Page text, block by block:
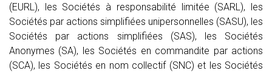
(EURL), les Sociétés à responsabilité limitée (SARL), les
Sociétés par actions simplifiées unipersonnelles (SASU), les
Sociétés par actions simplifiées (SAS), les Sociétés
Anonymes (SA), les Sociétés en commandite par actions
(SCA), les Sociétés en nom collectif (SNC) et les Sociétés